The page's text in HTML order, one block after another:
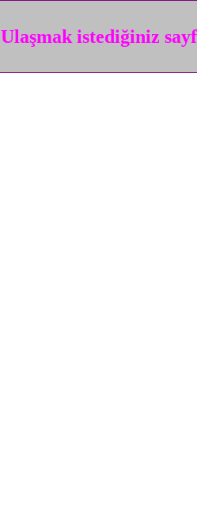
Ulaşmak istediğiniz